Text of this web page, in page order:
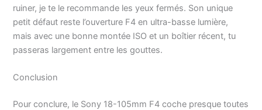
ruiner, je te le recommande les yeux fermés. Son unique
petit défaut reste l’ouverture F4 en ultra-basse lumière,
mais avec une bonne montée ISO et un boîtier récent, tu
passeras largement entre les gouttes.
Conclusion
Pour conclure, le Sony 18-105mm F4 coche presque toutes